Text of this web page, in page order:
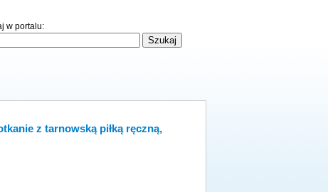
w portalu:
z tarnowską piłką ręczną,